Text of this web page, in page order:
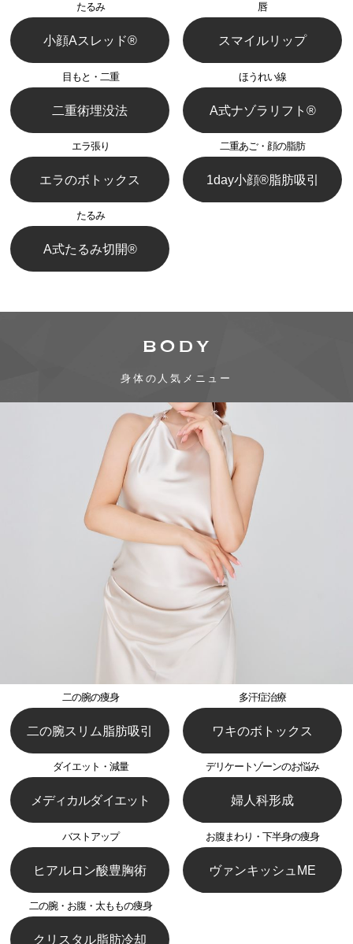
たるみ
小顔Aスレッド®︎
唇
スマイルリップ
目もと・二重
二重術埋没法
ほうれい線
A式ナゾラリフト®︎
エラ張り
エラのボトックス
二重あご・顔の脂肪
1day小顔®︎脂肪吸引
たるみ
A式たるみ切開®︎
BODY
身体の人気メニュー
二の腕の痩身
二の腕スリム脂肪吸引
多汗症治療
ワキのボトックス
ダイエット・減量
メディカルダイエット
デリケートゾーンのお悩み
婦人科形成
バストアップ
ヒアルロン酸豊胸術
お腹まわり・下半身の痩身
ヴァンキッシュME
二の腕・お腹・太ももの痩身
クリスタル脂肪冷却